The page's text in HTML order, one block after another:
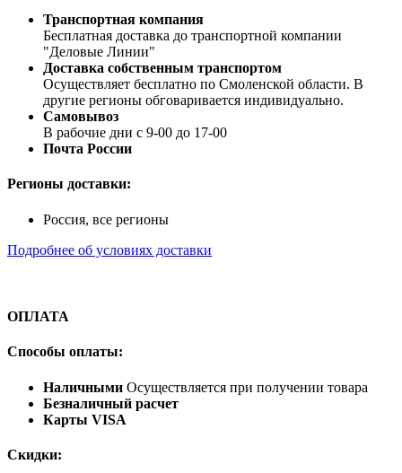
Транспортная компания
Бесплатная доставка до транспортной компании
"Деловые Линии"
Доставка собственным транспортом
Осуществляет бесплатно по Смоленской области. В
другие регионы обговаривается индивидуально.
Самовывоз
В рабочие дни с 9-00 до 17-00
Почта России
Регионы доставки:
Россия, все регионы
Подробнее об условиях доставки
ОПЛАТА
Способы оплаты:
Наличными Осуществляется при получении товара
Безналичный расчет
Карты VISA
Скидки: